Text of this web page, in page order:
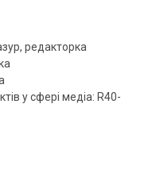
редакторка
у сфері медіа: R40-